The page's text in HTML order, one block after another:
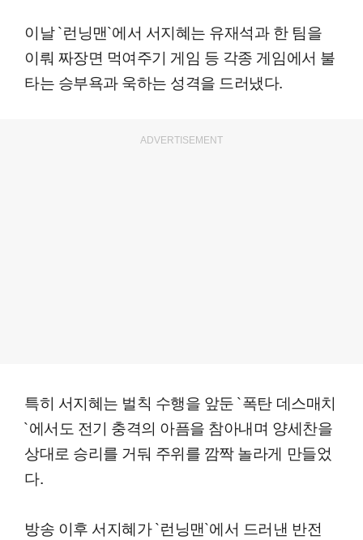
이날 `런닝맨`에서 서지혜는 유재석과 한 팀을
이뤄 짜장면 먹여주기 게임 등 각종 게임에서 불
타는 승부욕과 욱하는 성격을 드러냈다.
ADVERTISEMENT
특히 서지혜는 벌칙 수행을 앞둔 `폭탄 데스매치
`에서도 전기 충격의 아픔을 참아내며 양세찬을
상대로 승리를 거둬 주위를 깜짝 놀라게 만들었
다.
방송 이후 서지혜가 `런닝맨`에서 드러낸 반전